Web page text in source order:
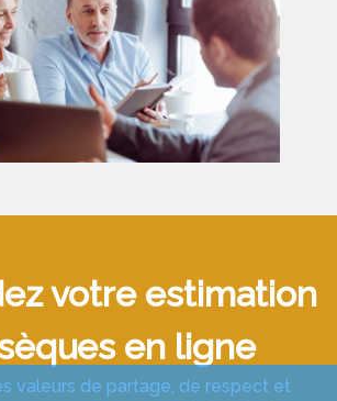
votre estimation
en ligne
valeurs de partage, de respect et